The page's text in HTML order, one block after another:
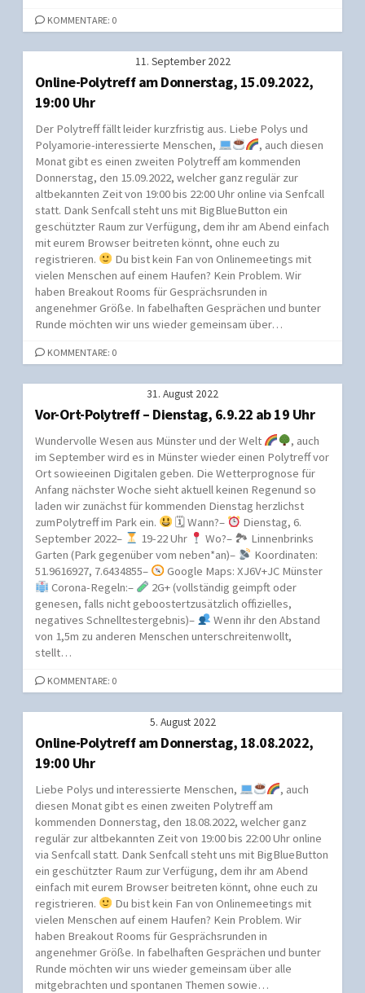
KOMMENTARE: 0
11. September 2022
Online-Polytreff am Donnerstag, 15.09.2022,
19:00 Uhr
Der Polytreff fällt leider kurzfristig aus. Liebe Polys und
Polyamorie-interessierte Menschen,
, auch diesen
Monat gibt es einen zweiten Polytreff am kommenden
Donnerstag, den 15.09.2022, welcher ganz regulär zur
altbekannten Zeit von 19:00 bis 22:00 Uhr online via Senfcall
statt. Dank Senfcall steht uns mit BigBlueButton ein
geschützter Raum zur Verfügung, dem ihr am Abend einfach
mit eurem Browser beitreten könnt, ohne euch zu
registrieren.
Du bist kein Fan von Onlinemeetings mit
vielen Menschen auf einem Haufen? Kein Problem. Wir
haben Breakout Rooms für Gesprächsrunden in
angenehmer Größe. In fabelhaften Gesprächen und bunter
Runde möchten wir uns wieder gemeinsam über…
KOMMENTARE: 0
31. August 2022
Vor-Ort-Polytreff – Dienstag, 6.9.22 ab 19 Uhr
Wundervolle Wesen aus Münster und der Welt
, auch
im September wird es in Münster wieder einen Polytreff vor
Ort sowieeinen Digitalen geben. Die Wetterprognose für
Anfang nächster Woche sieht aktuell keinen Regenund so
laden wir zunächst für kommenden Dienstag herzlichst
zumPolytreff im Park ein.
🗓 Wann?–
Dienstag, 6.
September 2022–
19-22 Uhr
Wo?– 🏞 Linnenbrinks
Garten (Park gegenüber vom neben*an)–
Koordinaten:
51.9616927, 7.6434855–
Google Maps: XJ6V+JC Münster
Corona-Regeln:–
2G+ (vollständig geimpft oder
genesen, falls nicht geboostertzusätzlich offizielles,
negatives Schnelltestergebnis)–
Wenn ihr den Abstand
von 1,5m zu anderen Menschen unterschreitenwollt,
stellt…
KOMMENTARE: 0
5. August 2022
Online-Polytreff am Donnerstag, 18.08.2022,
19:00 Uhr
Liebe Polys und interessierte Menschen,
, auch
diesen Monat gibt es einen zweiten Polytreff am
kommenden Donnerstag, den 18.08.2022, welcher ganz
regulär zur altbekannten Zeit von 19:00 bis 22:00 Uhr online
via Senfcall statt. Dank Senfcall steht uns mit BigBlueButton
ein geschützter Raum zur Verfügung, dem ihr am Abend
einfach mit eurem Browser beitreten könnt, ohne euch zu
registrieren.
Du bist kein Fan von Onlinemeetings mit
vielen Menschen auf einem Haufen? Kein Problem. Wir
haben Breakout Rooms für Gesprächsrunden in
angenehmer Größe. In fabelhaften Gesprächen und bunter
Runde möchten wir uns wieder gemeinsam über alle
mitgebrachten und spontanen Themen sowie…